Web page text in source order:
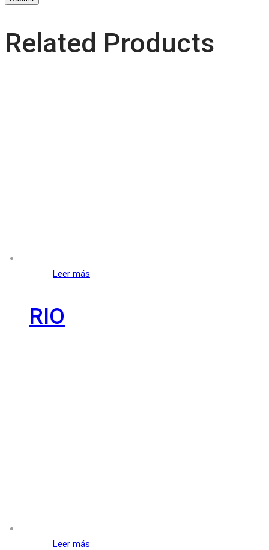
Related Products
Leer más
RIO
Leer más